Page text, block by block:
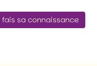
fais sa connaissance